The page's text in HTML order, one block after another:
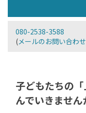
080-2538-3588
(メールのお問い合わ
子どもたちの
んでいきません